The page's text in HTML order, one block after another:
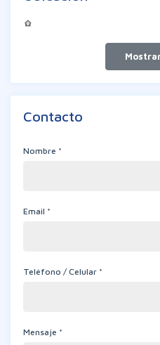
Contacto
Nombre *
Email *
Teléfono / Celular *
Mensaje *